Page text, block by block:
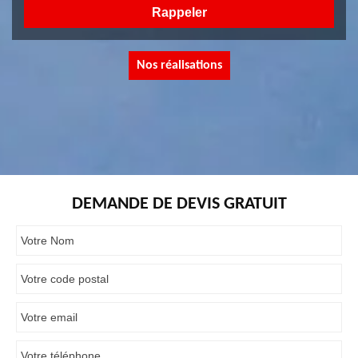
Nos réalisations
DEMANDE DE DEVIS GRATUIT